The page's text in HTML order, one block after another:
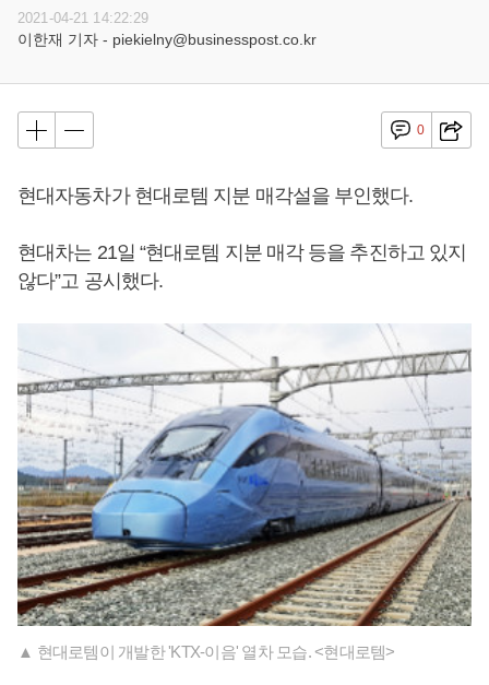
2021-04-21 14:22:29
이한재 기자 - piekielny@businesspost.co.kr
0
현대자동차가 현대로템 지분 매각설을 부인했다.
현대차는 21일 “현대로템 지분 매각 등을 추진하고 있지
않다”고 공시했다.
▲ 현대로템이 개발한 'KTX-이음' 열차 모습. <현대로템>